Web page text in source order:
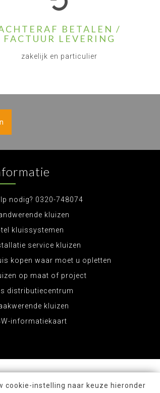
BETALEN /
FACTUUR LEVERING
zakelijk en particulier
nodig? 0320-748074
kluizen
kluissystemen
service kluizen
kopen waar moet u opletten
op maat of project
distributiecentrum
kluizen
informatiekaart
cookie-instelling naar keuze hieronder